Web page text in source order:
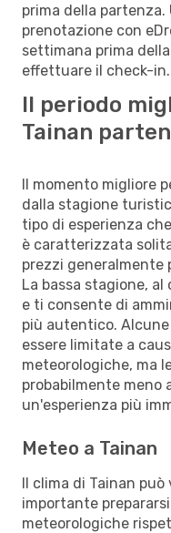
prima della
prenotazione con
settimana prima
effettuare il check-in.
Il periodo
Tainan
Il momento migliore
dalla stagione
tipo di esperienza
è caratterizzata
prezzi generalmente
La bassa stagione,
e ti consente di
più autentico.
essere limitate a
meteorologiche, ma
probabilmente meno
un'esperienza più
Meteo a Tainan
Il clima di Tainan
importante
meteorologiche